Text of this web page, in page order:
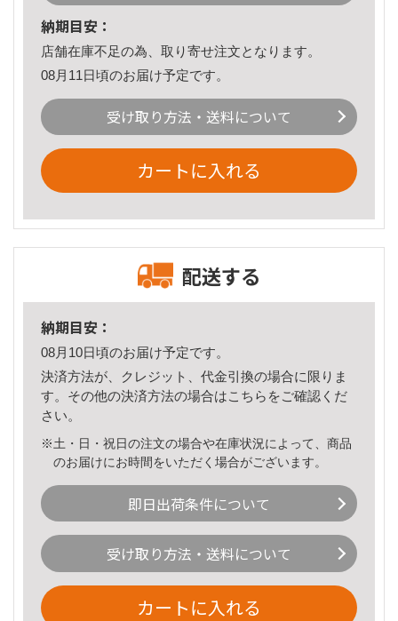
納期目安：
店舗在庫不足の為、取り寄せ注文となります。
08月11日頃のお届け予定です。
受け取り方法・送料について
カートに入れる
配送する
納期目安：
08月10日頃のお届け予定です。
決済方法が、クレジット、代金引換の場合に限りま
す。その他の決済方法の場合はこちら をご確認くだ
さい。
※土・日・祝日の注文の場合や在庫状況によって、商品
のお届けにお時間をいただく場合がございます。
即日出荷条件について
受け取り方法・送料について
カートに入れる